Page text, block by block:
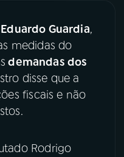
Facebook
Eduardo Guardia,
medidas do
demandas dos
disse que a
fiscais e não
Rodrigo